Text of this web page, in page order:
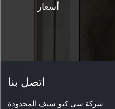
أسعار
اتصل بنا
شركة سي كيو سيف المحدودة